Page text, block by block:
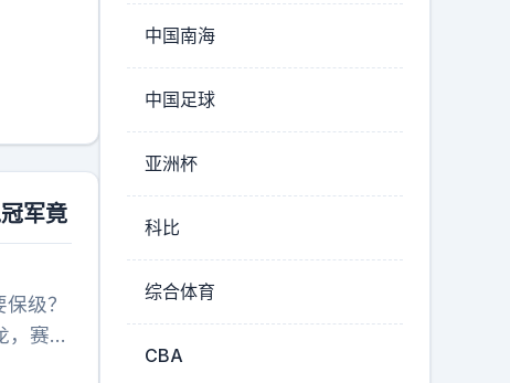
军竟
级？
，赛季
中国南海
中国足球
亚洲杯
科比
综合体育
CBA